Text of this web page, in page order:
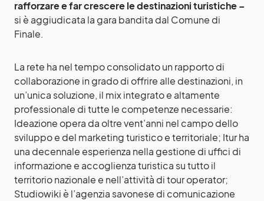
rafforzare e far crescere le destinazioni turistiche –
si è aggiudicata la gara bandita dal Comune di
Finale.
La rete ha nel tempo consolidato un rapporto di
collaborazione in grado di offrire alle destinazioni, in
un’unica soluzione, il mix integrato e altamente
professionale di tutte le competenze necessarie:
Ideazione opera da oltre vent’anni nel campo dello
sviluppo e del marketing turistico e territoriale; Itur ha
una decennale esperienza nella gestione di uffici di
informazione e accoglienza turistica su tutto il
territorio nazionale e nell’attività di tour operator;
Studiowiki è l’agenzia savonese di comunicazione